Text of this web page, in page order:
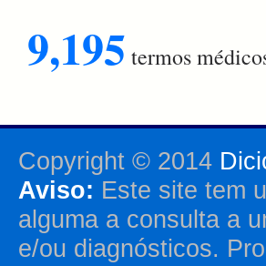
9,195 termos
Copyright © 2014
Aviso: Este site tem
alguma a consulta a
e/ou diagnósticos.